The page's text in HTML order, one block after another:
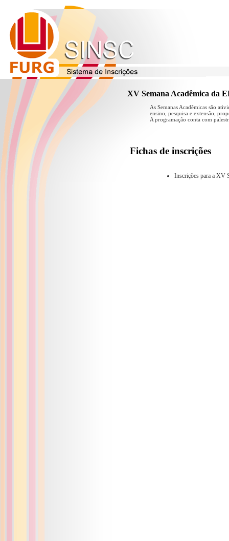
XV Semana Acadêmica da
As Semanas Acadêmicas são
ensino, pesquisa e extensão,
A programação conta com
Fichas de inscrições
Inscrições para a XV